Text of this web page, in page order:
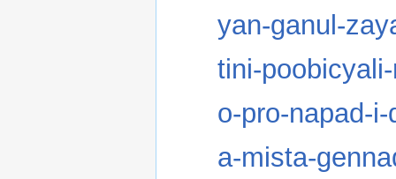
yan-ganul-
tini-
o-pro-napad-
a-mista-